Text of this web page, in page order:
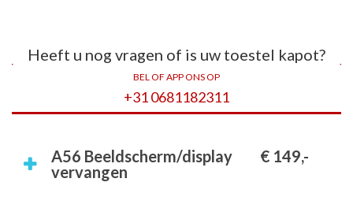
Heeft u nog vragen of is uw toestel kapot?
BEL OF APP ONS OP
+31 0681182311
A56 Beeldscherm/display
vervangen
€ 149,-